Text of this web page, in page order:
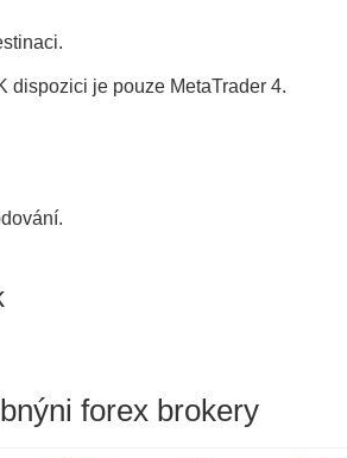
dispozici je pouze MetaTrader 4.
forex brokery